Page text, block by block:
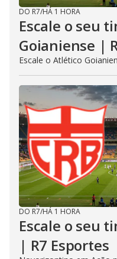
DO R7/HÁ 1 HORA
Escale o seu
Goianiense |
Escale o Atlético
DO R7/HÁ 1 HORA
Escale o seu
| R7 Esportes